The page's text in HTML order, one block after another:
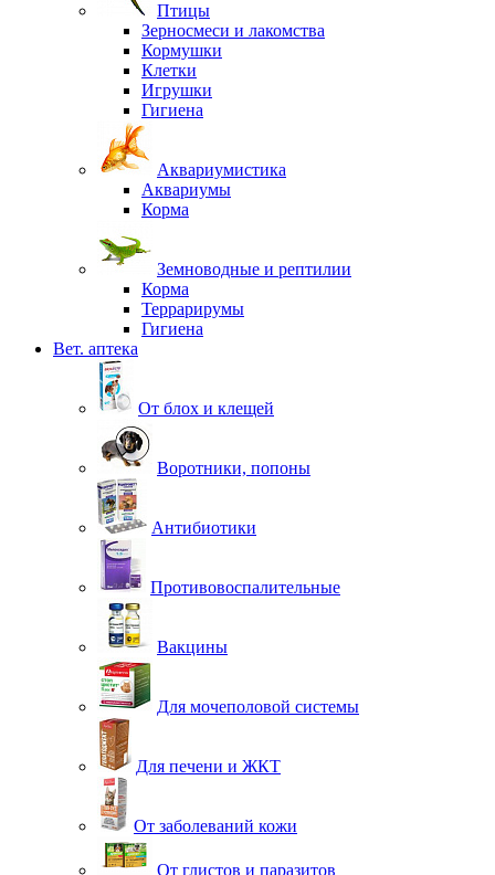
Птицы
Зерносмеси и лакомства
Кормушки
Клетки
Игрушки
Гигиена
Аквариумистика
Аквариумы
Корма
Земноводные и рептилии
Корма
Террарирумы
Гигиена
Вет. аптека
От блох и клещей
Воротники, попоны
Антибиотики
Противовоспалительные
Вакцины
Для мочеполовой системы
Для печени и ЖКТ
От заболеваний кожи
От глистов и паразитов